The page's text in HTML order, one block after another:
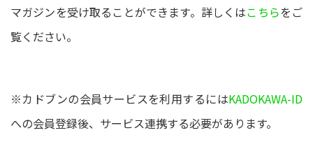
マガジンを受け取ることができます。詳しくはこちらをご
覧ください。
※カドブンの会員サービスを利用するにはKADOKAWA-ID
への会員登録後、サービス連携する必要があります。